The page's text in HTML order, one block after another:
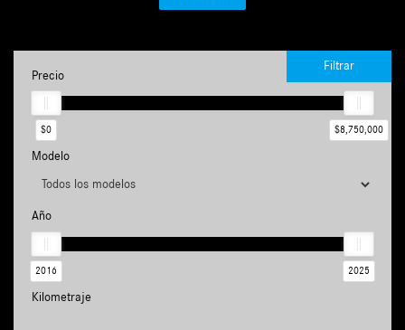
Precio
$0 $8,750,000
Modelo
Año
2016 2025
Kilometraje
Filtrar